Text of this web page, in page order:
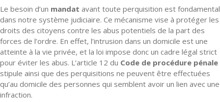
Le besoin d’un mandat avant toute perquisition est fondamental
dans notre système judiciaire. Ce mécanisme vise à protéger les
droits des citoyens contre les abus potentiels de la part des
forces de l’ordre. En effet, l’intrusion dans un domicile est une
atteinte à la vie privée, et la loi impose donc un cadre légal strict
pour éviter les abus. L’article 12 du Code de procédure pénale
stipule ainsi que des perquisitions ne peuvent être effectuées
qu’au domicile des personnes qui semblent avoir un lien avec une
infraction.